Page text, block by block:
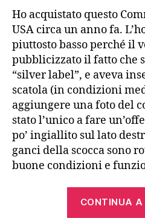
Ho acquistato questo
USA circa un anno fa.
piuttosto basso perché il
pubblicizzato il fatto che
“silver label”, e aveva
scatola (in condizioni
aggiungere una foto del
stato l’unico a fare
po’ ingiallito sul lato
ganci della scocca sono
buone condizioni e
CONTINUA A